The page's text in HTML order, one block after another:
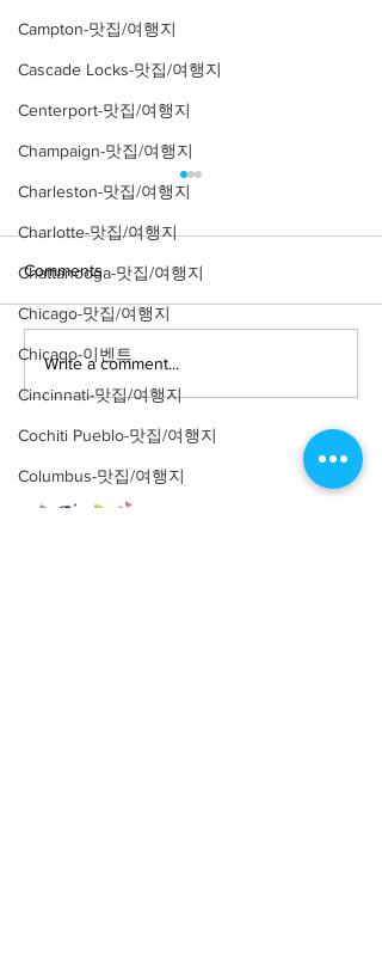
Campton-맛집/여행지
Cascade Locks-맛집/여행지
Centerport-맛집/여행지
Champaign-맛집/여행지
Charleston-맛집/여행지
Charlotte-맛집/여행지
Chattanooga-맛집/여행지
Chicago-맛집/여행지
Chicago-이벤트
Cincinnati-맛집/여행지
Cochiti Pueblo-맛집/여행지
Columbus-맛집/여행지
[여행지/캘리포니아
Victoria Beach/건축물]
Pirate Tower
Comments
Write a comment...